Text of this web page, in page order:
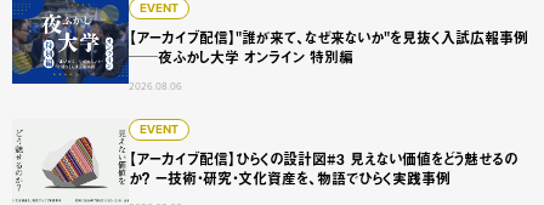
EVENT
【アーカイブ配信】"誰が来て、なぜ来ないか"を見抜く入試広報事例
──夜ふかし大学 オンライン 特別編
2026.08.06
【アーカイブ配信】"誰が来て、なぜ来ないか"を見抜く入
EVENT
【アーカイブ配信】ひらくの設計図#3 見えない価値をどう魅せるの
か？ ー技術・研究・文化資産を、物語でひらく実践事例
【アーカイブ配信】ひらくの設計図#3 見えない価値をどう